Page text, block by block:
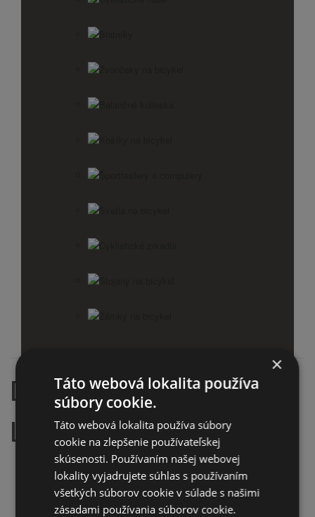
DETSKÝ BICYKEL 14" FUZLU
LECCE MODRO RUŽOVÝ
Domov
Detské bicykle
Bicykle veľkosť 14"
Detský bicykel 14" Fuzlu LECCE modro ružový
×
Táto webová lokalita používa
súbory cookie.
Táto webová lokalita používa súbory
cookie na zlepšenie používateľskej
skúsenosti. Používaním našej webovej
lokality vyjadrujete súhlas s používaním
všetkých súborov cookie v súlade s našimi
zásadami používania súborov cookie.